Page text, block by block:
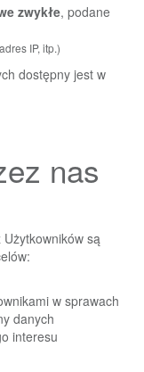
zwykłe, podane
IP, itp.)
dostępny jest w
nas
są
w sprawach
danych
interesu